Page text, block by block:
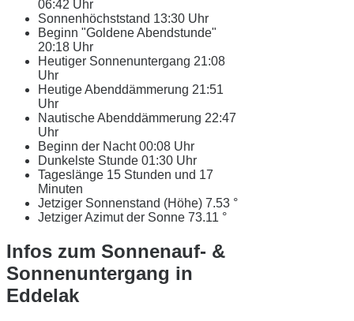
06:42 Uhr
Sonnenhöchststand 13:30 Uhr
Beginn "Goldene Abendstunde"
20:18 Uhr
Heutiger Sonnenuntergang 21:08
Uhr
Heutige Abenddämmerung 21:51
Uhr
Nautische Abenddämmerung 22:47
Uhr
Beginn der Nacht00:08 Uhr
Dunkelste Stunde 01:30 Uhr
Tageslänge 15 Stunden und 17
Minuten
Jetziger Sonnenstand (Höhe) 7.53 °
Jetziger Azimut der Sonne 73.11 °
Infos zum Sonnenauf- &
Sonnenuntergang in
Eddelak